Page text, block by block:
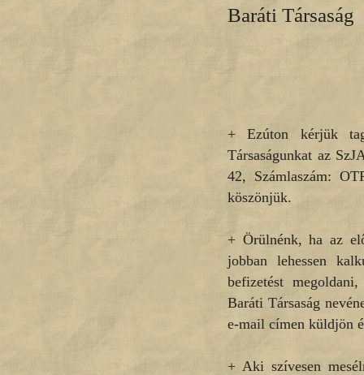
Baráti Társaság
+ Ezúton kérjük
Társaságunkat az
42, Számlaszám:
köszönjük.
+ Örülnénk, ha az
jobban lehessen
befizetést
Baráti Társaság
e-mail címen küldjön
+ Aki szívesen